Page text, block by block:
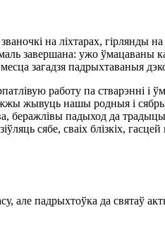
на ліхтарах, гірлянды
завершана: ужо ўмацаваны
загадзя падрыхтаваныя
работу па стварэнні
жывуць нашы родныя і
беражлівы падыход да
сябе, сваіх блізкіх,
але падрыхтоўка да святаў